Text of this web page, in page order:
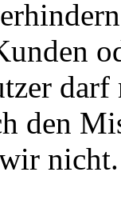
den
nicht.